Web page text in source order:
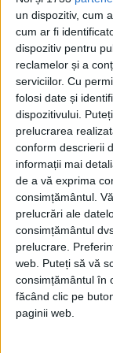
un dispozitiv, cum
cum ar fi
dispozitiv pentru
reclamelor și a
serviciilor. Cu
folosi date și
dispozitivului.
prelucrarea
conform descrierii
informații mai
de a vă exprima
consimțământul.
prelucrări ale
consimțământul
prelucrare.
web. Puteți să vă
consimțământul în
făcând clic pe
paginii web.
Carol al
Afaceri
ETICHETE:
PUBLICAT IN
DISTRIBUIE ȘTIREA:
DACĂ VA PLAC
ȘI PE PAGINA
la